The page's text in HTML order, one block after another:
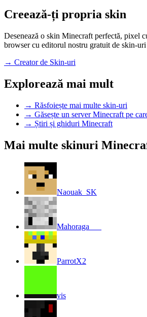
Creează-ți propria skin
Desenează o skin Minecraft perfectă, pixel
browser cu editorul nostru gratuit de skin-
→ Creator de Skin-uri
Explorează mai mult
→ Răsfoiește mai multe skin-uri
→ Găsește un server Minecraft pe
→ Știri și ghiduri Minecraft
Mai multe skinuri
Naouak_SK
Mahoraga___
ParrotX2
vis